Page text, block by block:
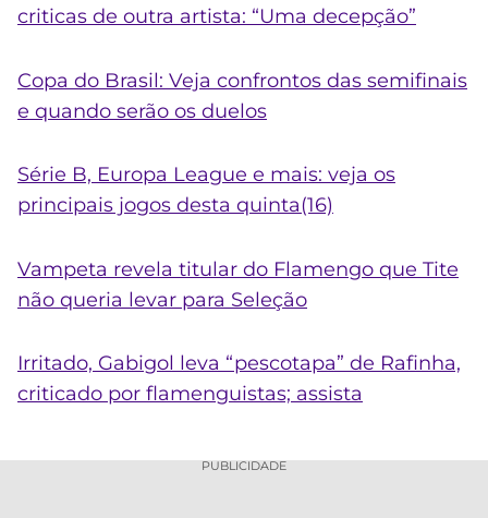
criticas de outra artista: “Uma decepção”
Copa do Brasil: Veja confrontos das semifinais
e quando serão os duelos
Série B, Europa League e mais: veja os
principais jogos desta quinta(16)
Vampeta revela titular do Flamengo que Tite
não queria levar para Seleção
Irritado, Gabigol leva “pescotapa” de Rafinha,
criticado por flamenguistas; assista
PUBLICIDADE